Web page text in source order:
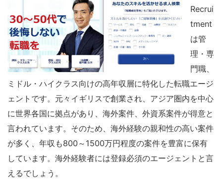
Recrui
tment
は管
理・専
門職、
ミドル・ハイクラス向けの高年収層に特化した転職エージ
ェントです。元々イギリスで創業され、アジア圏内を中心
に世界各国に拠点があり、海外案件、外資系案件が得意と
言われています。そのため、海外経験の親和性の高い案件
が多く、年収も800～1500万円程度の案件を豊富に保有
しています。海外経験者には登録必須のエージェントと言
えるでしょう。